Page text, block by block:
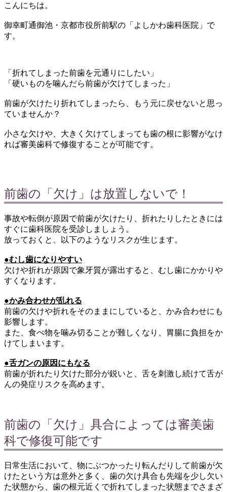
こんにちは。
御幸町通御池・京都市役所前駅の「よしかわ歯科医院」で
す。
「折れてしまった前歯を元通りにしたい」
「硬いものを噛んだら前歯が欠けてしまった」
前歯が欠けたり折れてしまったら、もう元に戻せないと思っ
ていませんか？
小さな欠けや、大きく欠けてしまっても歯の根に影響がなけ
れば審美歯科で修復することが可能です。
前歯の「欠け」は放置しないで！
事故や転倒が原因で前歯が欠けたり、折れたりしたときには
すぐに歯科医院を受診しましょう。
放っておくと、以下のようなリスクが生じます。
●むし歯になりやすい
欠けや折れが原因で象牙質が露出すると、むし歯にかかりや
すくなります。
●かみ合わせが乱れる
前歯の欠けや折れをそのままにしていると、かみ合わせにも
影響します。
また、食べ物を噛み切ることが難しくなり、胃腸に負担をか
けてしまいます。
●舌ガンの原因にもなる
前歯が折れたり欠けた部分が鋭いと、舌を刺激し続けて舌が
んの発症リスクを高めます。
前歯の「欠け」具合によっては審美歯
科で修復可能です
日常生活において、物にぶつかったり転んだりして前歯が欠
けたという方は意外と多く、歯の欠け具合も先端を少し欠い
た状態から、歯の根元近くで折れてしまった状態までさまざ